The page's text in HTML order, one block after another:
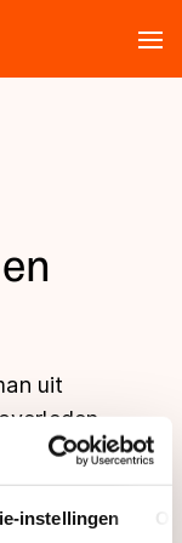
instellingen
uit
Dat heeft de